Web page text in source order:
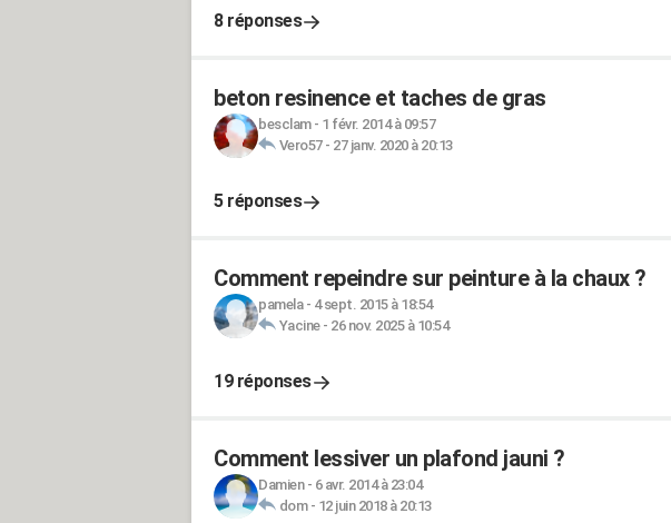
8 réponses
beton resinence et taches de gras
besclam- 1 févr. 2014 à 09:57
Vero57- 27 janv. 2020 à 20:13
5 réponses
Comment repeindre sur peinture à la chaux ?
pamela- 4 sept. 2015 à 18:54
Yacine- 26 nov. 2025 à 10:54
19 réponses
Comment lessiver un plafond jauni ?
Damien- 6 avr. 2014 à 23:04
dom- 12 juin 2018 à 20:13